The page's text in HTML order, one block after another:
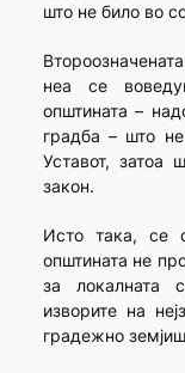
што не било во
неа се
општината –
градба – што
Уставот, затоа
закон.
Исто така, се
општината не
за локалната
изворите на
градежно